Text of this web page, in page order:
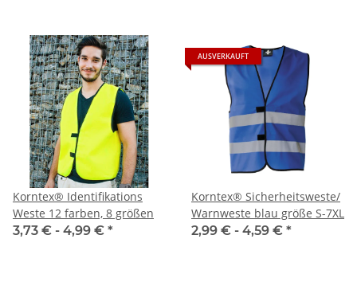
Korntex® Identifikations
Weste 12 farben, 8 größen
3,73 € - 4,99 € *
AUSVERKAUFT
Korntex® Sicherheitsweste/
Warnweste blau größe S-7XL
2,99 € - 4,59 € *